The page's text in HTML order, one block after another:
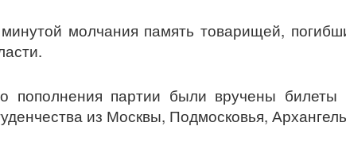
молчания память товарищей,
пополнения партии были вручены
из Москвы, Подмосковья,